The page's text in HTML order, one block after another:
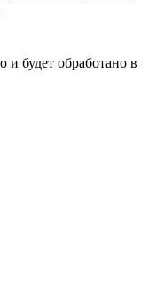
будет обработано в